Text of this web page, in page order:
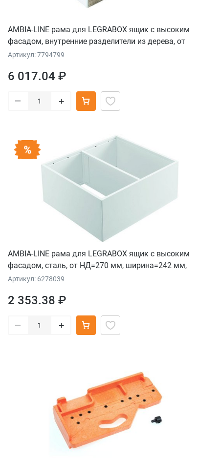
AMBIA-LINE рама для LEGRABOX ящик с высоким
фасадом, внутренние разделители из дерева, от
НД=400 мм, ширина=218 мм, дуб "Бардолино"/белый
Артикул: 7794799
6 017.04 ₽
– +
AMBIA-LINE рама для LEGRABOX ящик с высоким
фасадом, сталь, от НД=270 мм, ширина=242 мм,
белый шелк
Артикул: 6278039
2 353.38 ₽
– +